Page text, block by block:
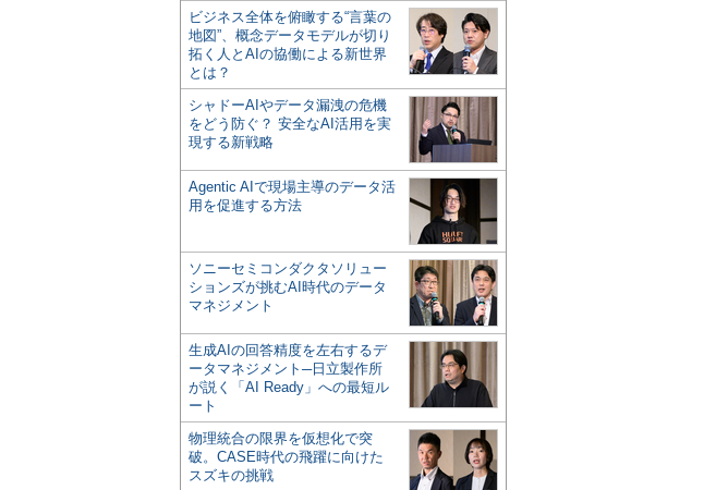
ビジネス全体を俯瞰する“言葉の
地図”、概念データモデルが切り
拓く人とAIの協働による新世界
とは？
シャドーAIやデータ漏洩の危機
をどう防ぐ？ 安全なAI活用を実
現する新戦略
Agentic AIで現場主導のデータ活
用を促進する方法
ソニーセミコンダクタソリュー
ションズが挑むAI時代のデータ
マネジメント
生成AIの回答精度を左右するデ
ータマネジメント─日立製作所
が説く「AI Ready」への最短ル
ート
物理統合の限界を仮想化で突
破。CASE時代の飛躍に向けた
スズキの挑戦